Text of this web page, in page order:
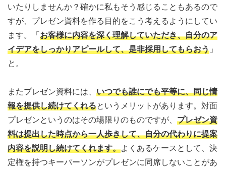
いたりしませんか？確かに私もそう感じることもあるので
すが、プレゼン資料を作る目的をこう考えるようにしてい
ます。「お客様に内容を深く理解していただき、自分のア
イデアをしっかりアピールして、是非採用してもらおう 」
と。
またプレゼン資料には、 いつでも誰にでも平等に、同じ情
報を提供し続けてくれるというメリットがあります。対面
プレゼンというのはその場限りのものですが、 プレゼン資
料は提出した時点から一人歩きして、自分の代わりに提案
内容を説明し続けてくれます。よくあるケースとして、決
定権を持つキーパーソンがプレゼンに同席しないことがあ